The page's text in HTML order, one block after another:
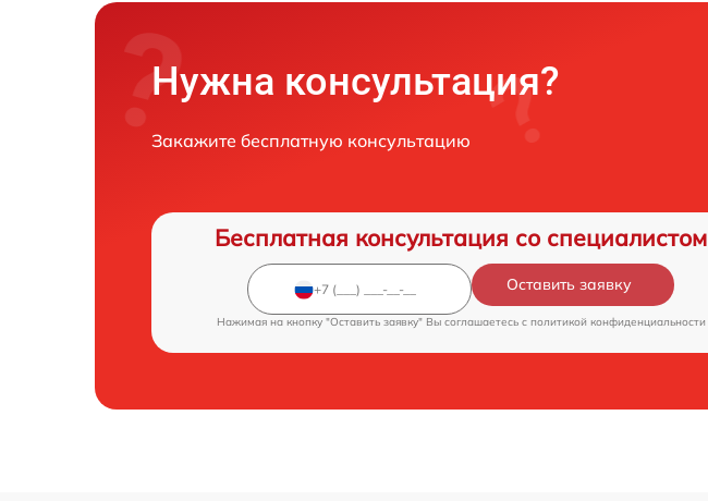
Нужна консультация?
Закажите бесплатную консультацию
Бесплатная консультация со специалистом
Оставить заявку
Нажимая на кнопку "Оставить заявку" Вы соглашаетесь c политикой конфиденциальности